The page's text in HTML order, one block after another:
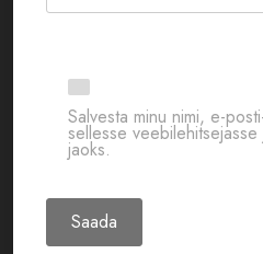
Salvesta minu nimi, e-
sellesse
jaoks.